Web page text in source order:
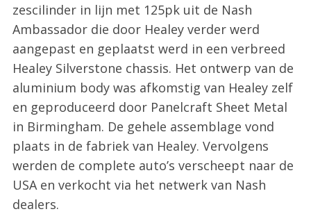
zescilinder in lijn met 125pk uit de Nash
Ambassador die door Healey verder werd
aangepast en geplaatst werd in een verbreed
Healey Silverstone chassis. Het ontwerp van de
aluminium body was afkomstig van Healey zelf
en geproduceerd door Panelcraft Sheet Metal
in Birmingham. De gehele assemblage vond
plaats in de fabriek van Healey. Vervolgens
werden de complete auto’s verscheept naar de
USA en verkocht via het netwerk van Nash
dealers.